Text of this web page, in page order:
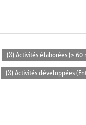
(X) Activités élaborées (> 60
(X) Activités développées